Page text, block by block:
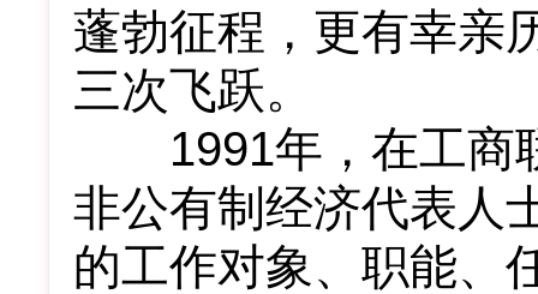
蓬勃征程，更有幸亲
三次飞跃。
1991年，在工商联
非公有制经济代表人
的工作对象、职能、